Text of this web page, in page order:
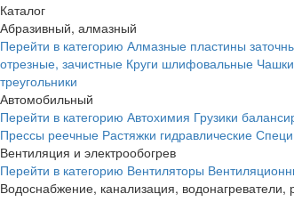
Каталог
Абразивный, алмазный
Перейти в категорию Алмазные пластины
отрезные, зачистные Круги шлифовальные
треугольники
Автомобильный
Перейти в категорию Автохимия Грузики
Прессы реечные Растяжки гидравлические
Вентиляция и электрообогрев
Перейти в категорию Вентиляторы
Водоснабжение, канализация, водонагреватели,